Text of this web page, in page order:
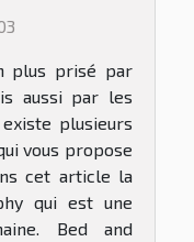
plus prisé par
aussi par les
plusieurs
vous propose
cet article la
qui est une
Bed and